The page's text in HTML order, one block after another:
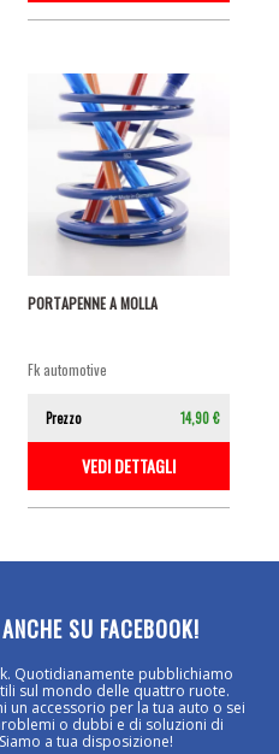
PORTAPENNE A MOLLA
fk automotive
Prezzo 14,90 €
VEDI DETTAGLI
SU FACEBOOK!
Quotidianamente pubblichiamo
sul mondo delle quattro ruote.
un accessorio per la tua auto o sei
o dubbi e di soluzioni di
a tua disposizione!